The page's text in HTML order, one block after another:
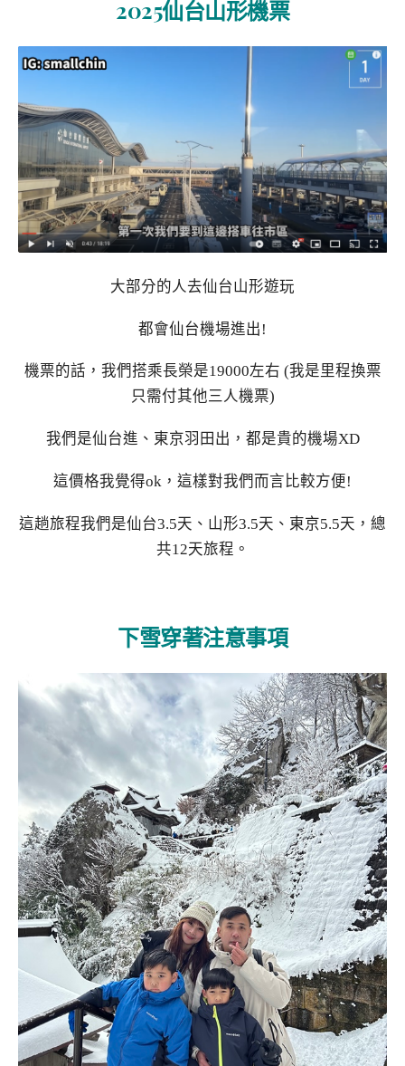
2025仙台山形機票
大部分的人去仙台山形遊玩
都會仙台機場進出!
機票的話，我們搭乘長榮是19000左右 (我是里程換票
只需付其他三人機票)
我們是仙台進、東京羽田出，都是貴的機場XD
這價格我覺得ok，這樣對我們而言比較方便!
這趟旅程我們是仙台3.5天、山形3.5天、東京5.5天，總
共12天旅程。
下雪穿著注意事項